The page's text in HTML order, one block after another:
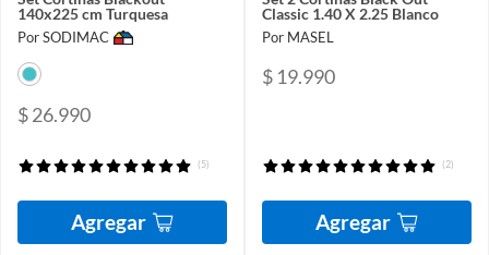
140x225 cm Turquesa
Por SODIMAC
$ 26.990
(5)
Agregar
Classic 1.40 X 2.25 Blanco
Por MASEL
$ 19.990
(2)
Agregar